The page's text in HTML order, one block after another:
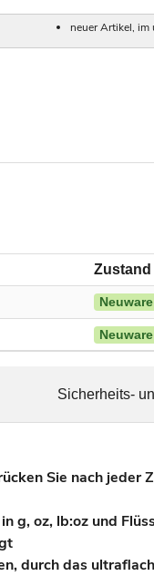
neuer Artikel,
Zustand
Neuware
Neuware
Sie nach jeder
g, oz, lb:oz und
durch das
Sicherheits-